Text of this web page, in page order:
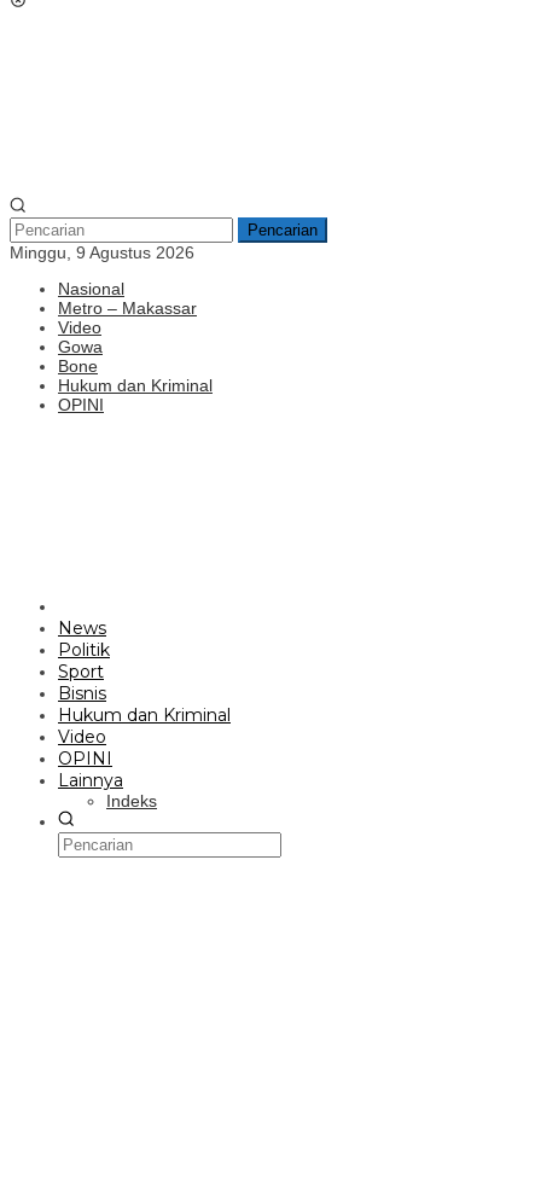
Pencarian
Minggu, 9 Agustus 2026
Nasional
Metro – Makassar
Video
Gowa
Bone
Hukum dan Kriminal
OPINI
News
Politik
Sport
Bisnis
Hukum dan Kriminal
Video
OPINI
Lainnya
Indeks